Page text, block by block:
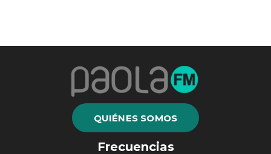
QUIÉNES SOMOS
Frecuencias